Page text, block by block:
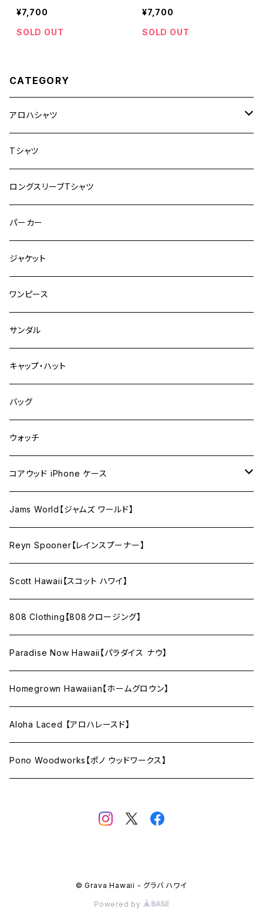
ハワイアン】Blue Logo Tシ
ャツ
¥7,700
SOLD OUT
イアン】ハワイ フラッグ Tシ
ャツ
¥7,700
SOLD OUT
CATEGORY
アロハシャツ
メンズ
レディース
Tシャツ
ロングスリーブTシャツ
パーカー
ジャケット
ワンピース
サンダル
キャップ・ハット
バッグ
ウォッチ
コアウッド iPhone ケース
12 / 12pro 用
12mini 用
XR 用
Jams World【ジャムズ ワールド】
Reyn Spooner【レインスプーナー】
Scott Hawaii【スコット ハワイ】
808 Clothing【808クロージング】
Paradise Now Hawaii【パラダイス ナウ】
Homegrown Hawaiian【ホームグロウン】
Aloha Laced 【アロハレースド】
Pono Woodworks【ポノ ウッドワークス】
© Grava Hawaii - グラバ ハワイ
Powered by